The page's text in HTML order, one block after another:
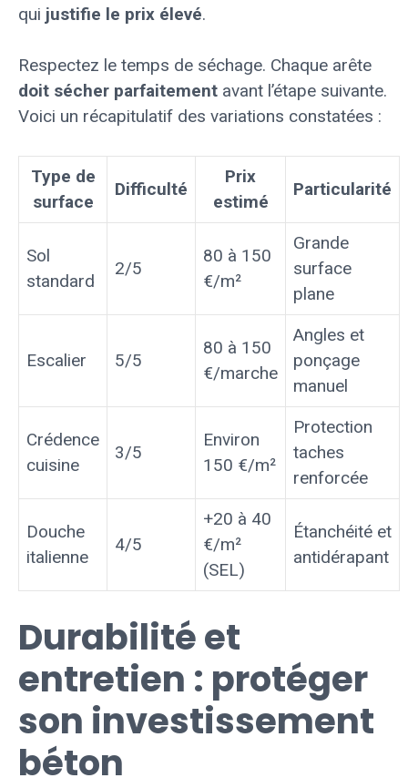
qui justifie le prix élevé.
Respectez le temps de séchage. Chaque arête
doit sécher parfaitement avant l’étape suivante.
Voici un récapitulatif des variations constatées :
Type de
surface
Difficulté
Prix
estimé
Particularité
Sol
standard
2/5
80 à 150
€/m²
Grande
surface
plane
Escalier 5/5
80 à 150
€/marche
Angles et
ponçage
manuel
Crédence
cuisine
3/5
Environ
150 €/m²
Protection
taches
renforcée
Douche
italienne
4/5
+20 à 40
€/m²
(SEL)
Étanchéité et
antidérapant
Durabilité et
entretien : protéger
son investissement
béton